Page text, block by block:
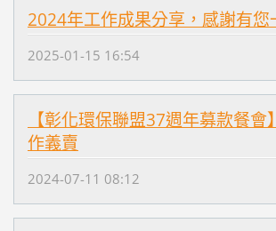
2024年工作成果分享，感謝有您
2025-01-15 16:54
【彰化環保聯盟37週年募款餐會
作義賣
2024-07-11 08:12